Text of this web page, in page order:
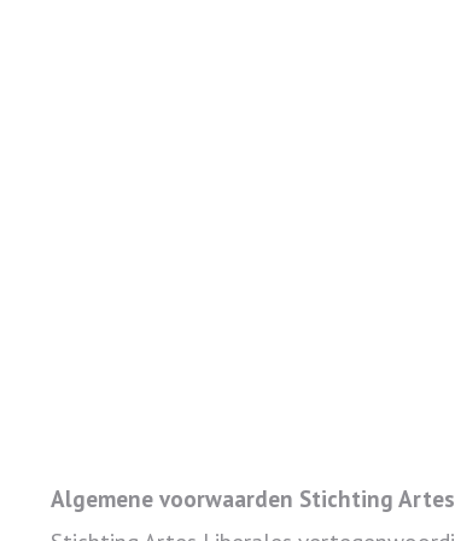
Algemene voorwaarden Stichting